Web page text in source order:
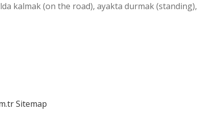
kalmak (on the road), ayakta durmak (standing),
Sitemap